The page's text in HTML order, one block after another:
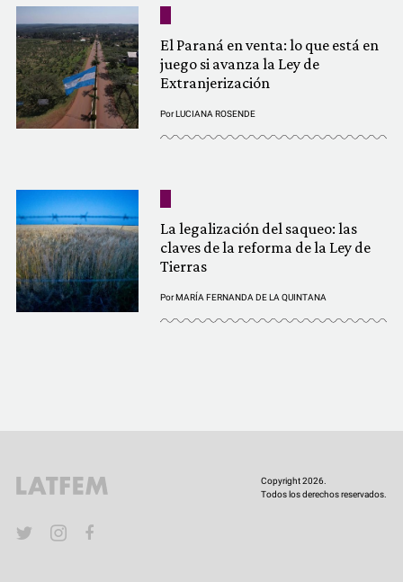
El Paraná en venta: lo que está en
juego si avanza la Ley de
Extranjerización
PorLUCIANA ROSENDE
La legalización del saqueo: las
claves de la reforma de la Ley de
Tierras
PorMARÍA FERNANDA DE LA QUINTANA
Copyright 2026.
Todos los derechos reservados.